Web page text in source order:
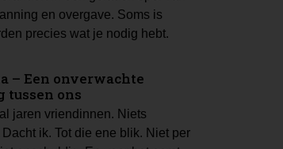
en overgave. Soms is
precies wat je nodig hebt.
– Een onverwachte
tussen ons
jaren vriendinnen. Niets
ik. Tot die ene blik. Niet per